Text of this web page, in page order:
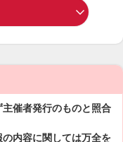
催者発行のものと照合
内容に関しては万全を